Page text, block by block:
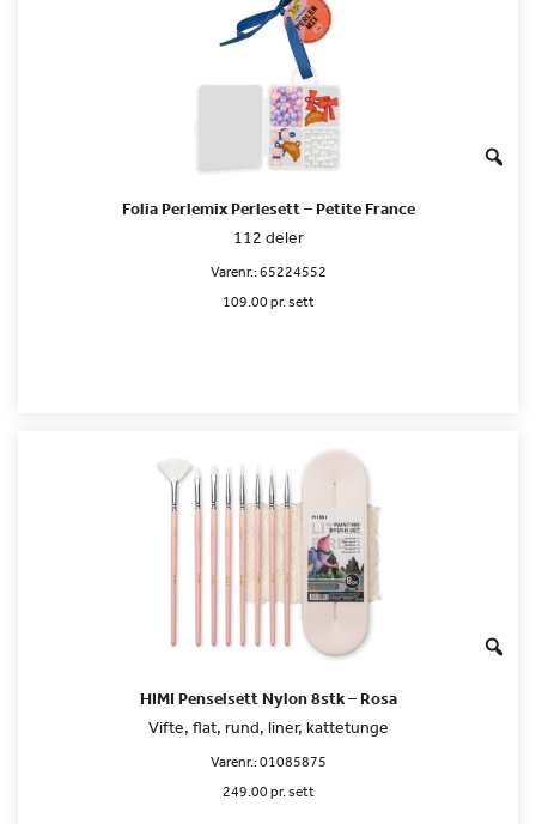
Folia Perlemix Perlesett – Petite France
112 deler
Varenr.:65224552
109.00 pr. sett
HIMI Penselsett Nylon 8stk – Rosa
Vifte, flat, rund, liner, kattetunge
Varenr.:01085875
249.00 pr. sett